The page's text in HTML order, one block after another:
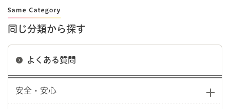
同じ分類から探す
よくある質問
安全・安心